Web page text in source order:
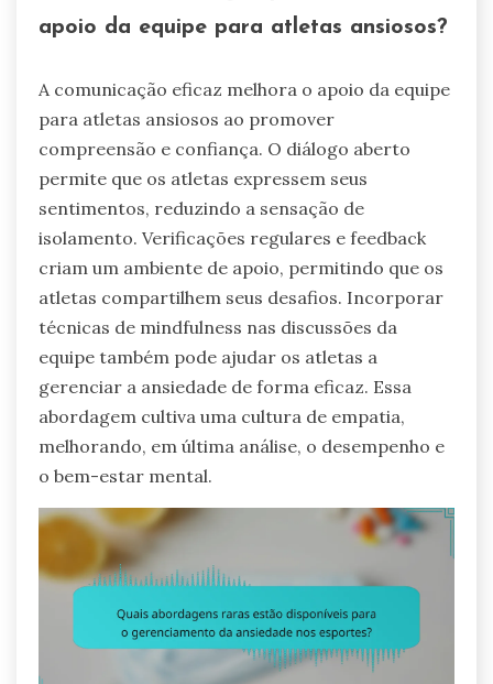
apoio da equipe para atletas ansiosos?
A comunicação eficaz melhora o apoio da equipe
para atletas ansiosos ao promover
compreensão e confiança. O diálogo aberto
permite que os atletas expressem seus
sentimentos, reduzindo a sensação de
isolamento. Verificações regulares e feedback
criam um ambiente de apoio, permitindo que os
atletas compartilhem seus desafios. Incorporar
técnicas de mindfulness nas discussões da
equipe também pode ajudar os atletas a
gerenciar a ansiedade de forma eficaz. Essa
abordagem cultiva uma cultura de empatia,
melhorando, em última análise, o desempenho e
o bem-estar mental.